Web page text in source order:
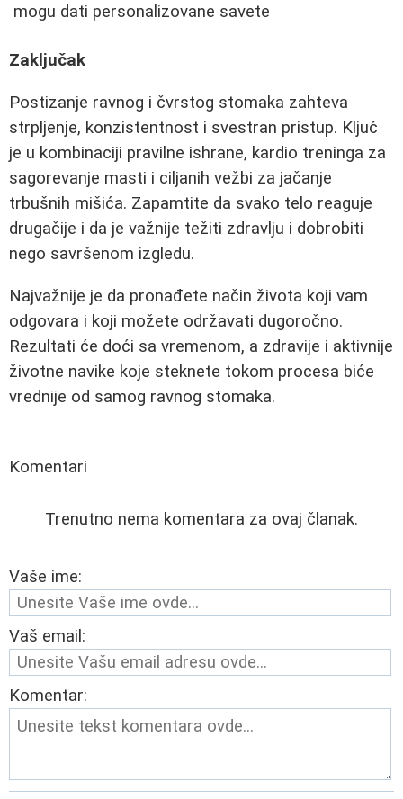
mogu dati personalizovane savete
Zaključak
Postizanje ravnog i čvrstog stomaka zahteva
strpljenje, konzistentnost i svestran pristup. Ključ
je u kombinaciji pravilne ishrane, kardio treninga za
sagorevanje masti i ciljanih vežbi za jačanje
trbušnih mišića. Zapamtite da svako telo reaguje
drugačije i da je važnije težiti zdravlju i dobrobiti
nego savršenom izgledu.
Najvažnije je da pronađete način života koji vam
odgovara i koji možete održavati dugoročno.
Rezultati će doći sa vremenom, a zdravije i aktivnije
životne navike koje steknete tokom procesa biće
vrednije od samog ravnog stomaka.
Komentari
Trenutno nema komentara za ovaj članak.
Vaše ime:
Vaš email:
Komentar: